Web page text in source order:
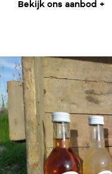
Bekijk ons aanbod +